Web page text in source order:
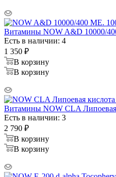
Витамины NOW A&D 10000/
Есть в наличии: 4
1 350 ₽
В корзину
В корзину
Витамины NOW CLA Липоевая
Есть в наличии: 3
2 790 ₽
В корзину
В корзину